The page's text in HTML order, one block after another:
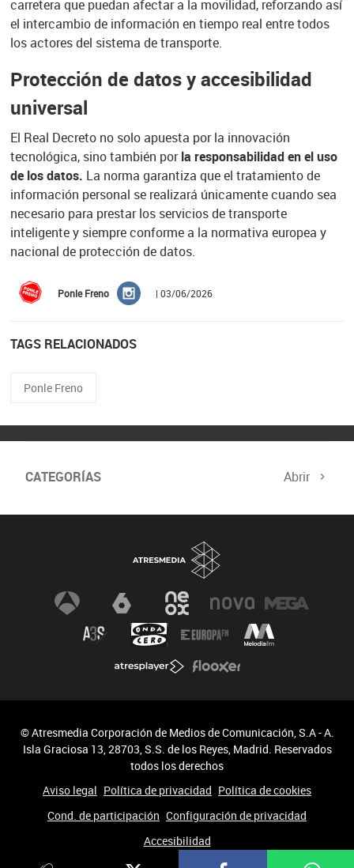
carretera que puedan afectar a la movilidad, reforzando así
el intercambio de información en tiempo real entre todos
los actores del sistema de transporte.
Protección de datos y accesibilidad
universal
El Real Decreto no solo apuesta por la innovación
tecnológica, sino también porla responsabilidad en el uso
de los datos. La norma garantiza que el tratamiento de
información personal se realizará únicamente cuando sea
necesario para prestar los servicios de transporte
inteligente y siempre conforme a la normativa europea y
nacional de protección de datos.
Ponle Freno | 03/06/2026
TAGS RELACIONADOS
Ponle Freno
CATEGORÍAS Abrir
© Atresmedia Corporación de Medios de Comunicación, S.A - A.
Isla Graciosa 13, 28703, S.S. de los Reyes, Madrid. Reservados
todos los derechos
Aviso legal Política de privacidad Política de cookies
Cond. de participación Configuración de privacidad
Accesibilidad